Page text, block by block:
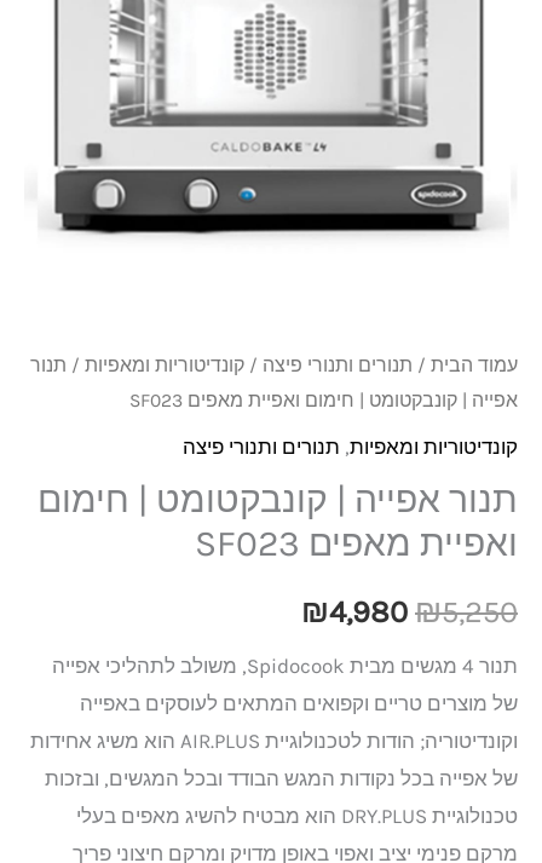
עמוד הבית / תנורים ותנורי פיצה / קונדיטוריות ומאפיות / תנור
אפייה | קונבקטומט | חימום ואפיית מאפים SF023
קונדיטוריות ומאפיות, תנורים ותנורי פיצה
תנור אפייה | קונבקטומט | חימום
ואפיית מאפים SF023
₪5,250
₪5,250.
₪4,980
₪4,980.
תנור 4 מגשים מבית Spidocook, משולב לתהליכי אפייה
של מוצרים טריים וקפואים המתאים לעוסקים באפייה
וקונדיטוריה; הודות לטכנולוגיית AIR.PLUS הוא משיג אחידות
של אפייה בכל נקודות המגש הבודד ובכל המגשים, ובזכות
טכנולוגיית DRY.PLUS הוא מבטיח להשיג מאפים בעלי
מרקם פנימי יציב ואפוי באופן מדויק ומרקם חיצוני פריך
קונבקטומט
מאפים
SF023